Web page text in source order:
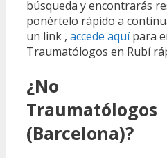
búsqueda y encontrarás
ponértelo rápido a
un link , accede aquípara
Traumatólogos en Rubí
¿No
(Barcelona)?